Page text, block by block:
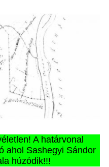
A határvonal
ahol Sashegyi Sándor
húzódik!!!